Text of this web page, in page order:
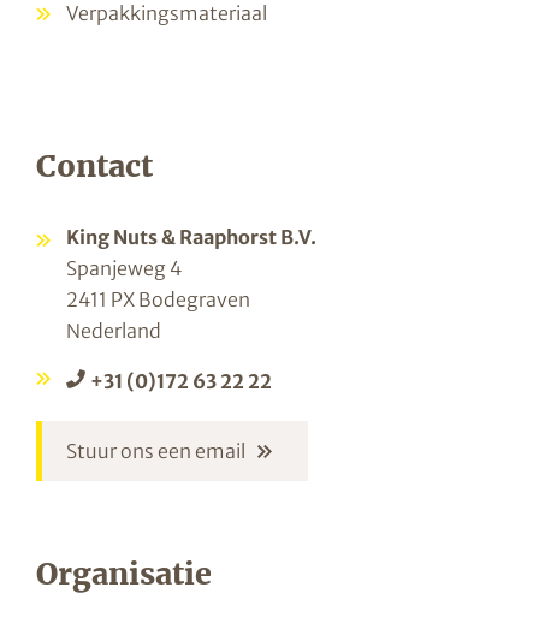
Verpakkingsmateriaal
Contact
King Nuts & Raaphorst B.V.
Spanjeweg 4
2411 PX Bodegraven
Nederland
+31 (0)172 63 22 22
Stuur ons een email
Organisatie